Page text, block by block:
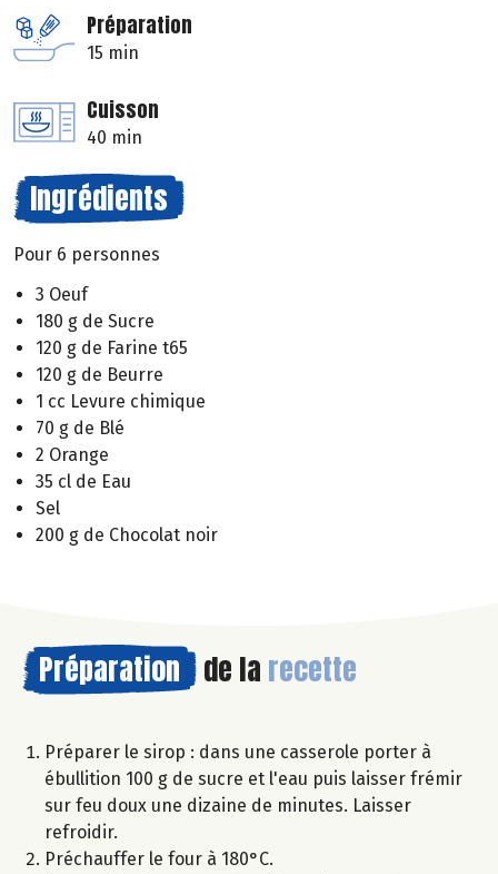
Préparation
15 min
Cuisson
40 min
Ingrédients
Pour 6 personnes
3 Oeuf
180 g de Sucre
120 g de Farine t65
120 g de Beurre
1 cc Levure chimique
70 g de Blé
2 Orange
35 cl de Eau
Sel
200 g de Chocolat noir
Préparation de la recette
Préparer le sirop : dans une casserole porter à
ébullition 100 g de sucre et l'eau puis laisser frémir
sur feu doux une dizaine de minutes. Laisser
refroidir.
Préchauffer le four à 180°C.